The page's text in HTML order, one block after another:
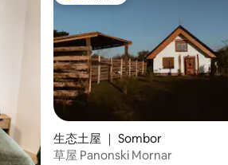
生态土屋 ｜ Sombor
草屋 Panonski Mornar